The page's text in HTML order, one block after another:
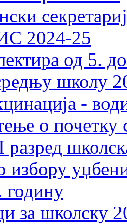
2024-25
од 5.
школу
-
о почетку
избору
годину
за школску